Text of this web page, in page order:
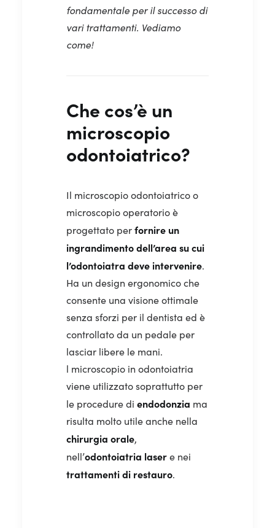
fondamentale per il successo di
vari trattamenti. Vediamo
come!
Che cos’è un
microscopio
odontoiatrico?
Il microscopio odontoiatrico o
microscopio operatorio è
progettato perfornire un
ingrandimento dell’area su cui
l’odontoiatra deve intervenire.
Ha un design ergonomico che
consente una visione ottimale
senza sforzi per il dentista ed è
controllato da un pedale per
lasciar libere le mani.
l microscopio in odontoiatria
viene utilizzato soprattutto per
le procedure di endodonzia ma
risulta molto utile anche nella
chirurgia orale,
nell’odontoiatria lasere nei
trattamenti di restauro.